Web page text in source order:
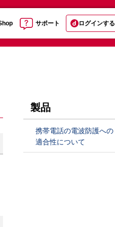
サポート ログインする
製品
携帯電話の電波防護への
適合性について